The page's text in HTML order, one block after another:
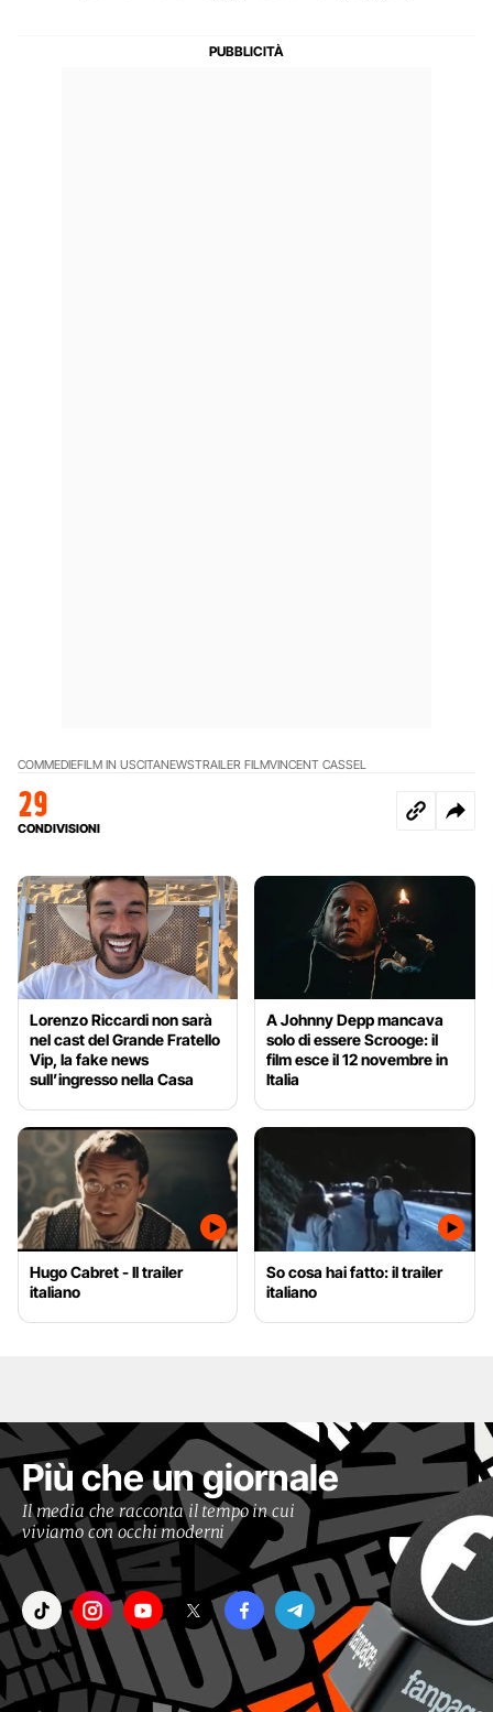
COMMEDIEFILM IN USCITANEWSTRAILER FILMVINCENT CASSEL
29
CONDIVISIONI
Lorenzo Riccardi non sarà
nel cast del Grande Fratello
Vip, la fake news
sull’ingresso nella Casa
A Johnny Depp mancava
solo di essere Scrooge: il
film esce il 12 novembre in
Italia
Hugo Cabret - Il trailer
italiano
So cosa hai fatto: il trailer
italiano
Più che un giornale
Il media che racconta il tempo in cui
viviamo con occhi moderni